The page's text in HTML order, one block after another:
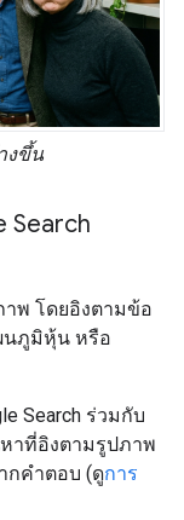
งขึ้น
Search
าพ โดยอิงตามข้อ
นภูมิหุ้น หรือ
Search ร่วมกับ
าที่อิงตามรูปภาพ
กคำตอบ (ดูการ